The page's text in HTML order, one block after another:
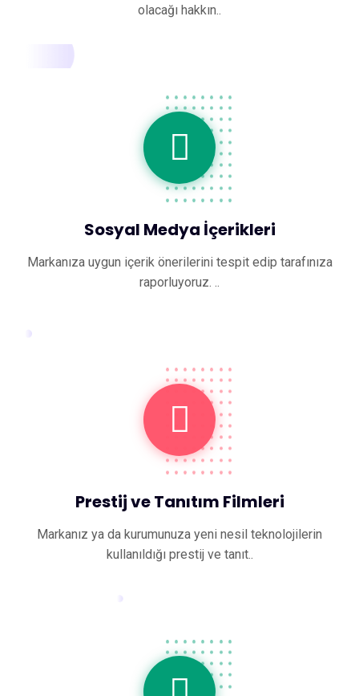
olacağı hakkın..
Sosyal Medya İçerikleri
Markanıza uygun içerik önerilerini tespit edip tarafınıza
raporluyoruz. ..
Prestij ve Tanıtım Filmleri
Markanız ya da kurumunuza yeni nesil teknolojilerin
kullanıldığı prestij ve tanıt..